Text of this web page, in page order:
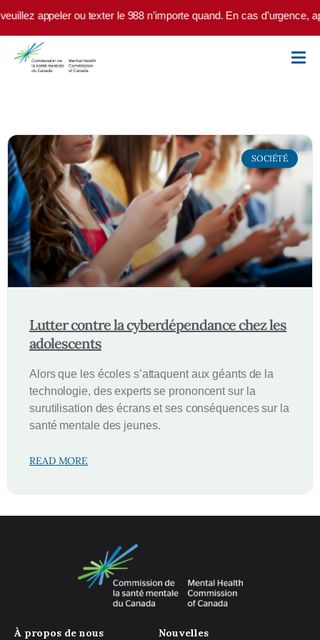
Skip to main content
appeler ou texter le 988 n’importe quand. En cas d’urgence,
SOCIÉTÉ
Lutter contre la cyberdépendance chez les
adolescents
Alors que les écoles s’attaquent aux géants de la
technologie, des experts se prononcent sur la
surutilisation des écrans et ses conséquences sur la
santé mentale des jeunes.
READ MORE
À propos de nous Nouvelles